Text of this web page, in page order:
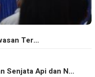
Ter…
Senjata Api dan N…